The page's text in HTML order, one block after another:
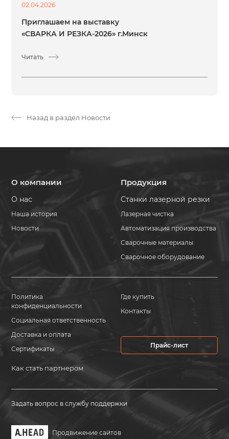
02.04.2026
Приглашаем на выставку
«СВАРКА И РЕЗКА-2026» г.Минск
Читать
Назад в раздел Новости
О компании
О нас
Наша история
Новости
Продукция
Станки лазерной резки
Лазерная чистка
Автоматизация производства
Сварочные материалы
Сварочное оборудование
Политика
конфиденциальности
Социальная ответственность
Доставка и оплата
Сертификаты
Как стать партнером
Где купить
Контакты
Прайс-лист
Задать вопрос в службу поддержки
Продвижение сайтов